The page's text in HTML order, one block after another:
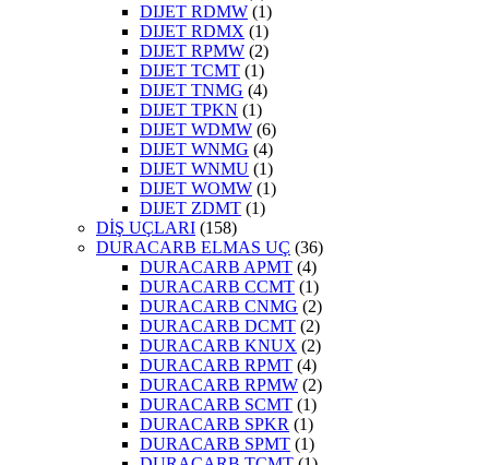
DIJET RDMW (1)
DIJET RDMX (1)
DIJET RPMW (2)
DIJET TCMT (1)
DIJET TNMG (4)
DIJET TPKN (1)
DIJET WDMW (6)
DIJET WNMG (4)
DIJET WNMU (1)
DIJET WOMW (1)
DIJET ZDMT (1)
DİŞ UÇLARI (158)
DURACARB ELMAS UÇ (36)
DURACARB APMT (4)
DURACARB CCMT (1)
DURACARB CNMG (2)
DURACARB DCMT (2)
DURACARB KNUX (2)
DURACARB RPMT (4)
DURACARB RPMW (2)
DURACARB SCMT (1)
DURACARB SPKR (1)
DURACARB SPMT (1)